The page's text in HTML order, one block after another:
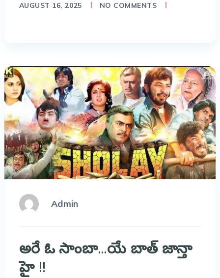
AUGUST 16, 2025 NO COMMENTS
Admin
అరే ఓ సాంబా…యే బాత్ జాన్తా
హై !!